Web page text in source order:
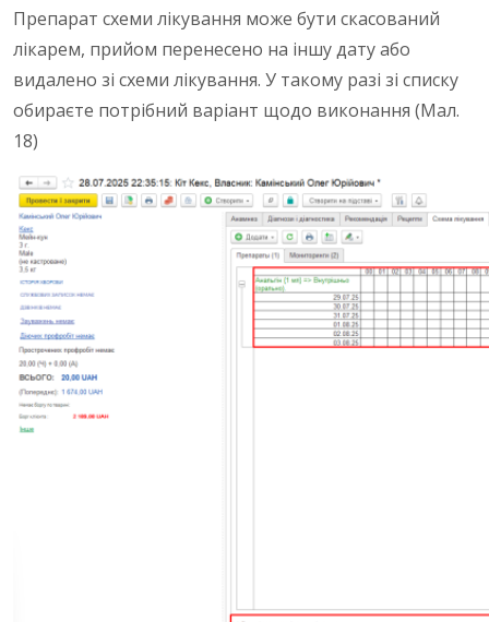
Препарат схеми лікування може бути скасований
лікарем, прийом перенесено на іншу дату або
видалено зі схеми лікування. У такому разі зі списку
обираєте потрібний варіант щодо виконання (Мал.
18)